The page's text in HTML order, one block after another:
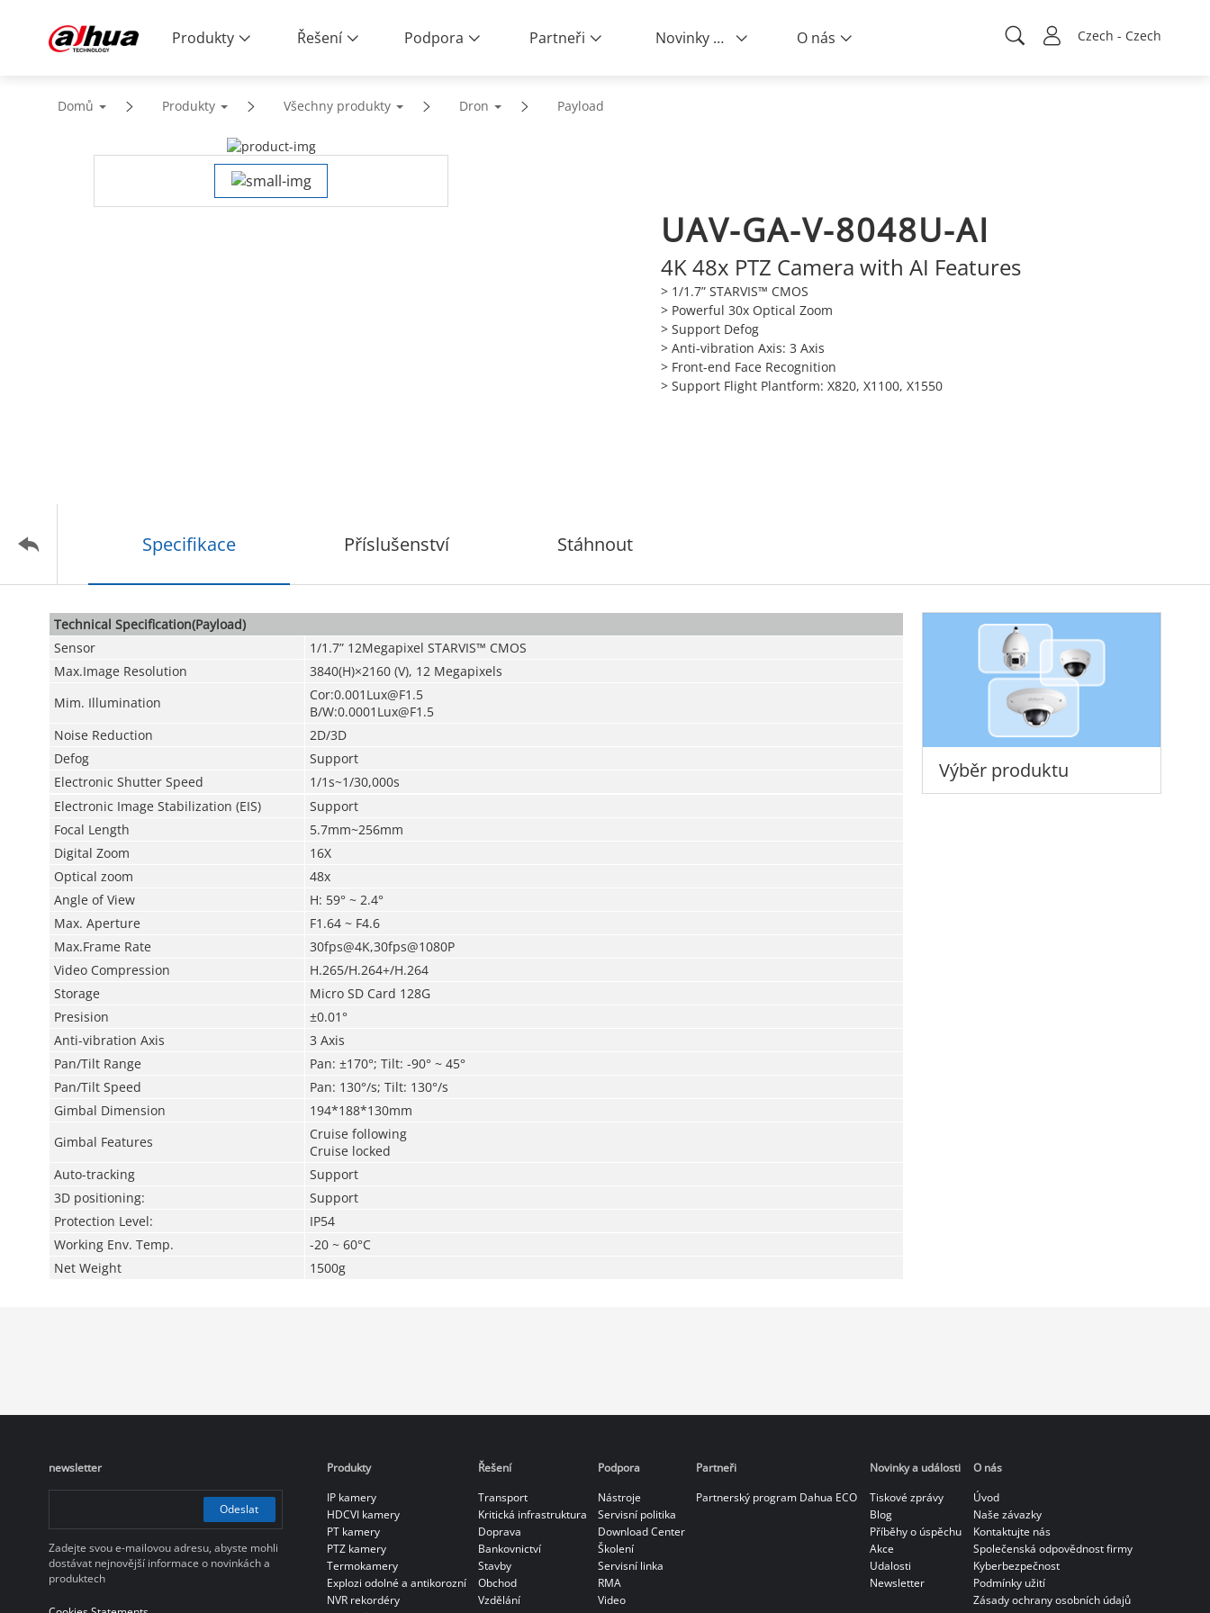
Czech - Czech
Produkty Řešení Podpora Partneři Novinky a události O nás
Domů Produkty Všechny produkty Dron Payload
UAV-GA-V-8048U-AI
4K 48x PTZ Camera with AI Features
> 1/1.7” STARVIS™ CMOS
> Powerful 30x Optical Zoom
> Support Defog
> Anti-vibration Axis: 3 Axis
> Front-end Face Recognition
> Support Flight Plantform: X820, X1100, X1550
Specifikace Příslušenství Stáhnout
Výběr produktu
Technical Specification(Payload)
Sensor
1/1.7” 12Megapixel STARVIS™ CMOS
Max.Image Resolution
3840(H)×2160 (V), 12 Megapixels
Mim. Illumination
Cor:0.001Lux@F1.5
B/W:0.0001Lux@F1.5
Noise Reduction
2D/3D
Defog
Support
Electronic Shutter Speed
1/1s~1/30,000s
Electronic Image Stabilization (EIS)
Support
Focal Length
5.7mm~256mm
Digital Zoom
16X
Optical zoom
48x
Angle of View
H: 59° ~ 2.4°
Max. Aperture
F1.64 ~ F4.6
Max.Frame Rate
30fps@4K,30fps@1080P
Video Compression
H.265/H.264+/H.264
Storage
Micro SD Card 128G
Presision
±0.01°
Anti-vibration Axis
3 Axis
Pan/Tilt Range
Pan: ±170°; Tilt: -90° ~ 45°
Pan/TiltSpeed
Pan: 130°/s; Tilt: 130°/s
Gimbal Dimension
194*188*130mm
Gimbal Features
Cruise following
Cruise locked
Auto-tracking
Support
3D positioning:
Support
Protection Level:
IP54
Working Env. Temp.
-20 ~ 60°C
Net Weight
1500g
newsletter
Odeslat
Zadejte svou e-mailovou adresu, abyste mohli
dostávat nejnovější informace o novinkách a
produktech
Produkty
IP kamery
HDCVI kamery
PT kamery
PTZ kamery
Termokamery
Explozi odolné a antikorozní
NVR rekordéry
Řešení
Transport
Kritická infrastruktura
Doprava
Bankovnictví
Stavby
Obchod
Vzdělání
Podpora
Nástroje
Servisní politika
Download Center
Školení
Servisní linka
RMA
Video
Partneři
Partnerský program Dahua ECO
Novinky a události
Tiskové zprávy
Blog
Příběhy o úspěchu
Akce
Udalosti
Newsletter
O nás
Úvod
Naše závazky
Kontaktujte nás
Společenská odpovědnost firmy
Kyberbezpečnost
Podmínky užití
Zásady ochrany osobních údajů